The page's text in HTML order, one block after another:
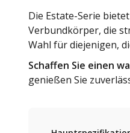
Die Estate-Serie
Verbundkörper, die
Wahl für diejenigen,
Schaffen Sie einen
genießen Sie